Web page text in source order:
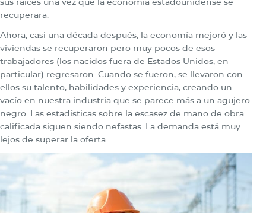
recuperara.
Ahora, casi una década después, la economía mejoró y las
viviendas se recuperaron pero muy pocos de esos
trabajadores (los nacidos fuera de Estados Unidos, en
particular) regresaron. Cuando se fueron, se llevaron con
ellos su talento, habilidades y experiencia, creando un
vacío en nuestra industria que se parece más a un agujero
negro. Las estadísticas sobre la escasez de mano de obra
calificada siguen siendo nefastas. La demanda está muy
lejos de superar la oferta.